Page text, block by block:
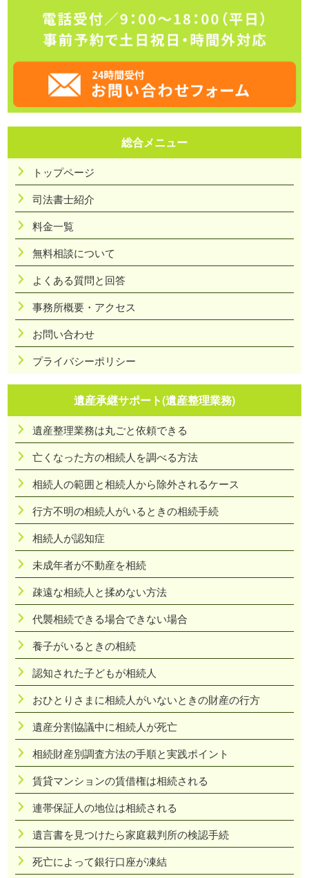
総合メニュー
トップページ
司法書士紹介
料金一覧
無料相談について
よくある質問と回答
事務所概要・アクセス
お問い合わせ
プライバシーポリシー
遺産承継サポート(遺産整理業務)
遺産整理業務は丸ごと依頼できる
亡くなった方の相続人を調べる方法
相続人の範囲と相続人から除外されるケース
行方不明の相続人がいるときの相続手続
相続人が認知症
未成年者が不動産を相続
疎遠な相続人と揉めない方法
代襲相続できる場合できない場合
養子がいるときの相続
認知された子どもが相続人
おひとりさまに相続人がいないときの財産の行方
遺産分割協議中に相続人が死亡
相続財産別調査方法の手順と実践ポイント
賃貸マンションの賃借権は相続される
連帯保証人の地位は相続される
遺言書を見つけたら家庭裁判所の検認手続
死亡によって銀行口座が凍結